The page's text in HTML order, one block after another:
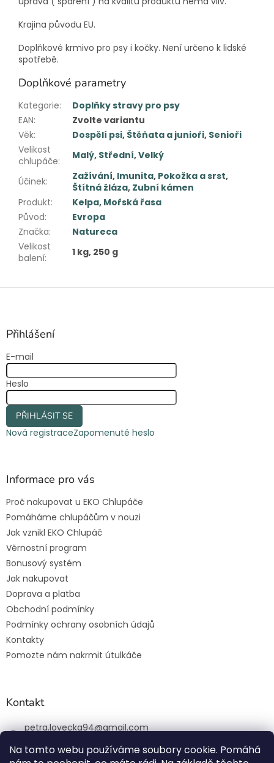
Na tomto webu používáme soubory cookie. Pomáhá
Krajina původu EU.
Doplňkové krmivo pro psy i kočky. Není určeno k lidské
spotřebě.
Doplňkové parametry
Kategorie:
Doplňky stravy pro psy
EAN:
Zvolte variantu
Věk: Dospělí psi, Štěňata a junioři, Senioři
Velikost
chlupáče: Malý, Střední,Velký
Účinek: Zažívání, Imunita, Pokožka a srst,
Štítná žláza, Zubní kámen
Produkt: Kelpa, Mořská řasa
Původ:
Evropa
Značka:
Natureca
Velikost
balení: 1 kg, 250 g
Z
Přihlášení
E-mail
Heslo
PŘIHLÁSIT SE
Nová registraceZapomenuté heslo
Informace pro vás
Proč nakupovat u EKO Chlupáče
Pomáháme chlupáčům v nouzi
Jak vznikl EKO Chlupáč
Věrnostní program
Bonusový systém
Jak nakupovat
Doprava a platba
Obchodní podmínky
Podmínky ochrany osobních údajů
Kontakty
Pomozte nám nakrmit útulkáče
Kontakt
petra.lovecka94@gmail.com
+420 774 131 648